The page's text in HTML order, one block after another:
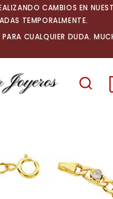
CAMBIOS EN
TEMPORALMENTE.
CUALQUIER DUDA.